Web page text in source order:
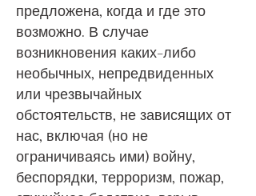
предложена, когда и где это
возможно. В случае
возникновения каких-либо
необычных, непредвиденных
или чрезвычайных
обстоятельств, не зависящих от
нас, включая (но не
ограничиваясь ими) войну,
беспорядки, терроризм, пожар,